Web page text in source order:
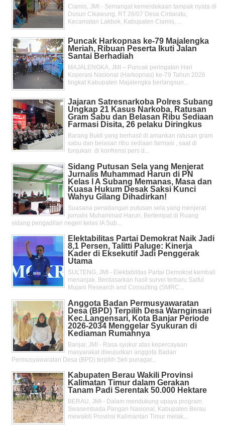
Ciamis, JMI - Semangat kemerdekaan tampak nyata di
Dusun Cikawung, RT 26/07 Desa Cintaratu,
Kecamatan Lakbok, Kabupaten Ciamis, ...
Puncak Harkopnas ke-79 Majalengka
Meriah, Ribuan Peserta Ikuti Jalan
Santai Berhadiah
MAJALENGKA, JMI – Puncak peringatan Hari
Koperasi Nasional (Harkopnas) ke-79 Tahun 2026
tingkat Kabupaten Majalengka berlangsun...
Jajaran Satresnarkoba Polres Subang
Ungkap 21 Kasus Narkoba, Ratusan
Gram Sabu dan Belasan Ribu Sediaan
Farmasi Disita, 26 pelaku Diringkus
Barang Bukti yang berhasil di amankan ratusan gram
sabu dan belasan ribu sediaan farmasi , saat di
tunjukan di konfrensi pers d...
Sidang Putusan Sela yang Menjerat
Jurnalis Muhammad Harun di PN
Kelas l A Subang Memanas, Masa dan
Kuasa Hukum Desak Saksi Kunci
Wahyu Gilang Dihadirkan!
Suasana persidangan putusan sela yang menjerat
jurnalis Muhammad Harun, Bertempat di Ruang
sidang pengadilan negeri kelas IA Sub...
Elektabilitas Partai Demokrat Naik Jadi
8,1 Persen, Talitti Paluge: Kinerja
Kader di Eksekutif Jadi Penggerak
Utama
SULTENG, JMI - Elektabilitas Partai Demokrat kembali
menanjak. Berdasarkan hasil survei terbaru Saiful
Mujani Research and Consulting (SMRC...
Anggota Badan Permusyawaratan
Desa (BPD) Terpilih Desa Warnginsari
Kec.Langensari, Kota Banjar Periode
2026-2034 Menggelar Syukuran di
Kediaman Rumahnya
Banjar, JMI - Rasa syukur atas kepercayaan
masyarakat diwujudkan anggota Badan
Permusyawaratan Desa (BPD) terpilih Seli punagar...
Kabupaten Berau Wakili Provinsi
Kalimatan Timur dalam Gerakan
Tanam Padi Serentak 50.000 Hektare
BERAU, JMI - Dalam mendukung upaya program
Swasembada Pangan Nasional, Kabupaten Berau
mewakili Provinsi Kalimantan Timur melak...